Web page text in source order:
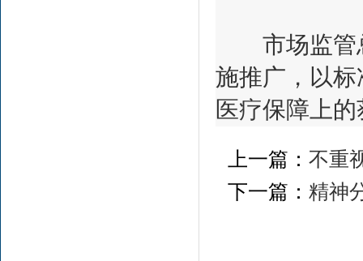
市场监管总
施推广，以
医疗保障上
上一篇： 不重
下一篇： 精神